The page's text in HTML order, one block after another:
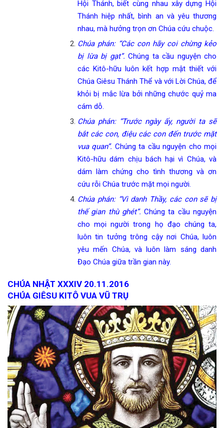
Hội Thánh, biết cùng nhau xây dựng Hội
Thánh hiệp nhất, bình an và yêu thương
nhau, mà hưởng trọn ơn Chúa cứu chuộc.
Chúa phán: “Các con hãy coi chừng kẻo
bị lừa bị gạt”. Chúng ta cầu nguyện cho
các Kitô-hữu luôn kết hợp mật thiết với
Chúa Giêsu Thánh Thể và với Lời Chúa, để
khỏi bị mắc lừa bởi những chước quỷ ma
cám dỗ.
Chúa phán: “Trước ngày ấy, người ta sẽ
bắt các con, điệu các con đến trước mặt
vua quan”. Chúng ta cầu nguyện cho mọi
Kitô-hữu dám chịu bách hại vì Chúa, và
dám làm chứng cho tình thương và ơn
cứu rỗi Chúa trước mặt mọi người.
Chúa phán: “Vì danh Thầy, các con sẽ bị
thế gian thù ghét”. Chúng ta cầu nguyện
cho mọi người trong họ đạo chúng ta,
luôn tin tưởng trông cậy nơi Chúa, luôn
yêu mến Chúa, và luôn làm sáng danh
Đạo Chúa giữa trần gian này.
CHÚA NHẬT XXXIV 20.11.2016
CHÚA GIÊSU KITÔ VUA VŨ TRỤ